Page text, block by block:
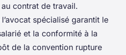
contrat de travail.
spécialisé garantit le
et la conformité à la
de la convention rupture